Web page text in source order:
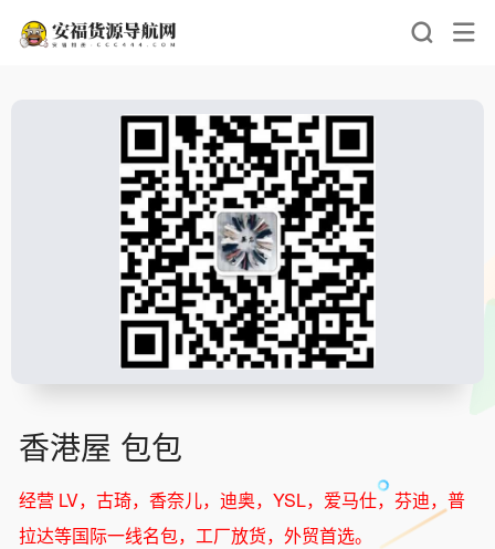
香港屋 包包
经营 LV，古琦，香奈儿，迪奥，YSL，爱马仕，芬迪，普
拉达等国际一线名包，工厂放货，外贸首选。